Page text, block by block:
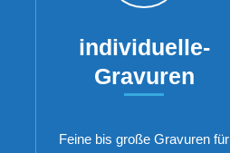
individuelle-
Gravuren
Feine bis große Gravuren für